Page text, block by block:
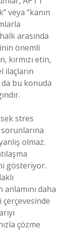
veya “kanın
arasında
önemli
kırmızı etin,
ilaçların
da bu konuda
stres
olmaz.
gösteriyor.
daha
çerçevesinde
çözme